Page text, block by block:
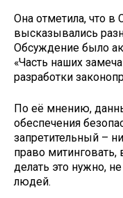
Она отметила, что
высказывались
Обсуждение было
«Часть наших
разработки
По её мнению,
обеспечения
запретительный –
право митинговать,
делать это нужно,
людей.